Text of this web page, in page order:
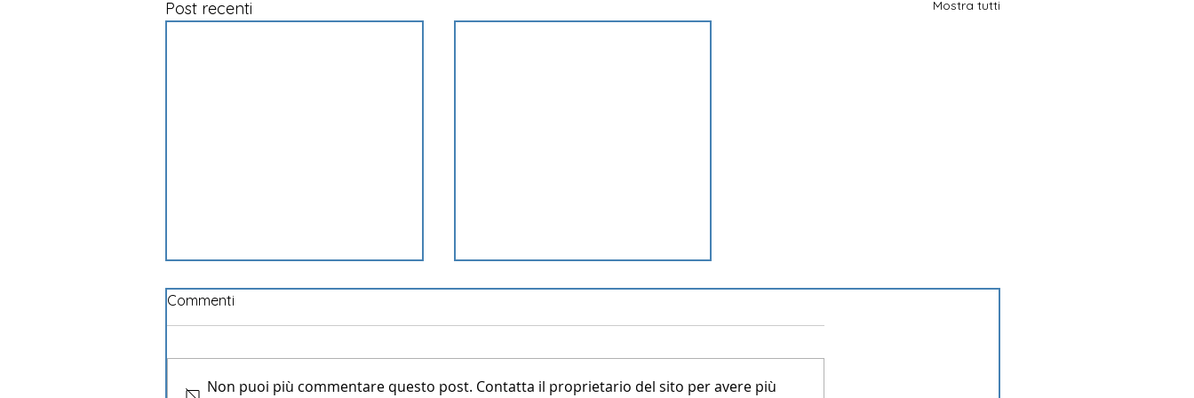
Post recenti Mostra tutti
Commenti
Non puoi più commentare questo post. Contatta il proprietario del sito per avere più